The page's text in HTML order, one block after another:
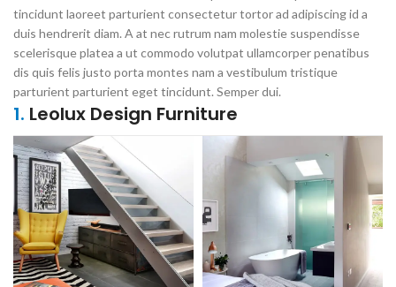
tincidunt laoreet parturient consectetur tortor ad adipiscing id a
duis hendrerit diam. A at nec rutrum nam molestie suspendisse
scelerisque platea a ut commodo volutpat ullamcorper penatibus
dis quis felis justo porta montes nam a vestibulum tristique
parturient parturient eget tincidunt. Semper dui.
1. Leolux Design Furniture